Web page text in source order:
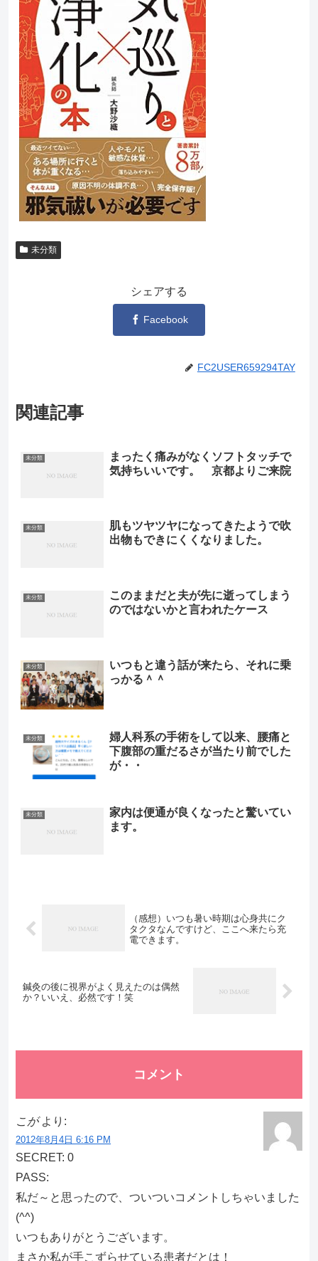
未分類
シェアする
Facebook
FC2USER659294TAY
関連記事
未分類
まったく痛みがなくソフトタッチで
気持ちいいです。 京都よりご来院
未分類
肌もツヤツヤになってきたようで吹
出物もできにくくなりました。
未分類
このままだと夫が先に逝ってしまう
のではないかと言われたケース
未分類
いつもと違う話が来たら、それに乗
っかる＾＾
未分類
婦人科系の手術をして以来、腰痛と
下腹部の重だるさが当たり前でした
が・・
未分類
家内は便通が良くなったと驚いてい
ます。
（感想）いつも暑い時期は心身共にク
タクタなんですけど、ここへ来たら充
電できます。
鍼灸の後に視界がよく見えたのは偶然
か？いいえ、必然です！笑
コメント
こが より:
2012年8月4日 6:16 PM
SECRET: 0
PASS:
私だ～と思ったので、ついついコメントしちゃいました
(^^)
いつもありがとうございます。
まさか私が手こずらせている患者だとは！